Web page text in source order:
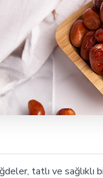
tatlı ve sağlıklı